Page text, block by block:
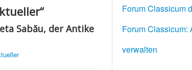
Sabău, der Antike
Forum Classicum
Forum Classicum:
verwalten